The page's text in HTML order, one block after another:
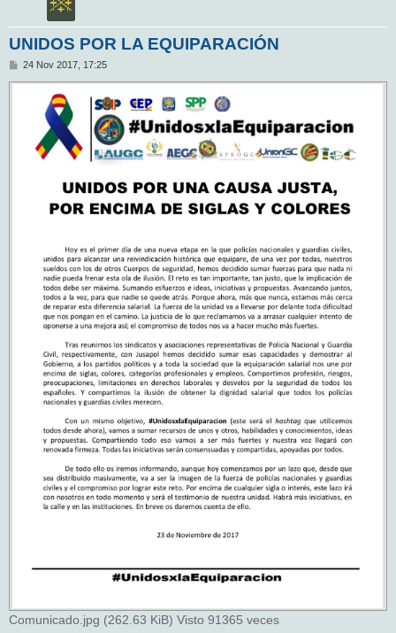
UNIDOS POR LA EQUIPARACIÓN
M
n
24 Nov 2017, 17:25
Comunicado.jpg (262.63 KiB) Visto 91365 veces